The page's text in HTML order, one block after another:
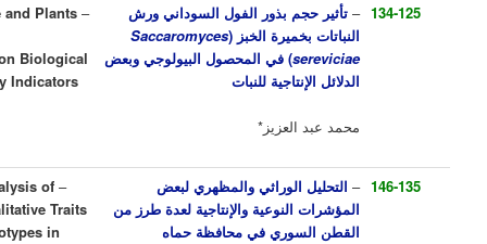
بذور الفول السوداني ورش
Saccaromyces
) في المحصول البيولوجي وبعض
–
Effect of Peanut Seeds Size and Plants
Spraying with Bread Yeast
(Saccaromyces sereviciae) on Biological
Crop and Some Productivity Indicators
الوراثي والمظهري لبعض
والإنتاجية لعدة طرز من
في محافظة حماه
–
Genetic and phenotypic Analysis of
Some Productivity and Qualitative Traits
of Some Syrian cotton Genotypes in